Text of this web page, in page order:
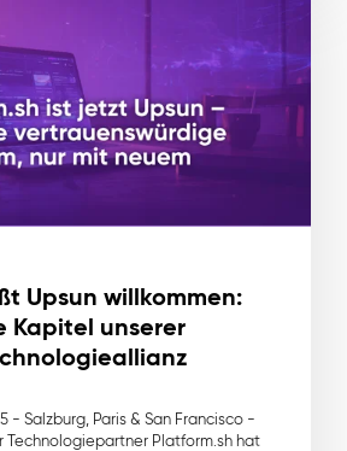
Upsun willkommen:
Kapitel unserer
- Salzburg, Paris & San Francisco -
Technologiepartner Platform.sh hat